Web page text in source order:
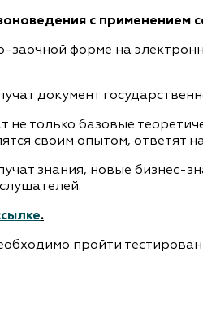
с применением
заочной форме на
документ
только базовые
своим опытом, ответят
знания, новые бизнес-
.
пройти